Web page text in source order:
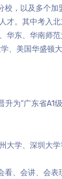
，以及多个加
才。其中考入
华东、华南师
、美国华盛顿
为“广东省A1
学、深圳大学
、会讲、会